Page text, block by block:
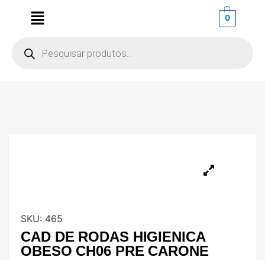
0
SKU: 465
CAD DE RODAS HIGIENICA
OBESO CH06 PRE CARONE